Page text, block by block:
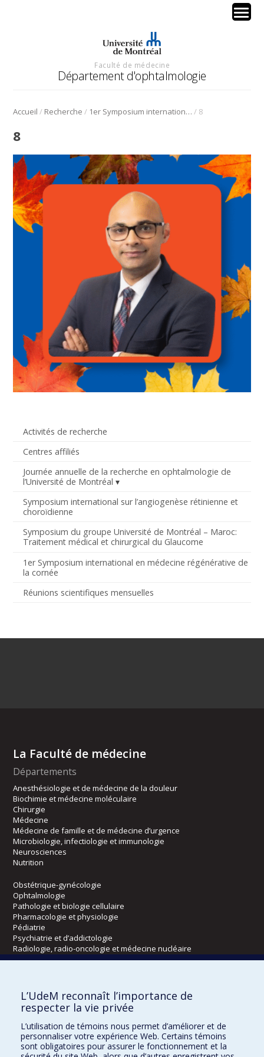
Faculté de médecine
Département d'ophtalmologie
Accueil / Recherche / 1er Symposium international en médecine régénérative de la cornée / 8
Activités de recherche
Centres affiliés
Journée annuelle de la recherche en ophtalmologie de
l’Université de Montréal
Symposium international sur l’angiogenèse rétinienne et
choroïdienne
Symposium du groupe Université de Montréal – Maroc:
Traitement médical et chirurgical du Glaucome
1er Symposium international en médecine régénérative de
la cornée
Réunions scientifiques mensuelles
8
La Faculté de médecine
Départements
Anesthésiologie et de médecine de la douleur
Biochimie et médecine moléculaire
Chirurgie
Médecine
Médecine de famille et de médecine d’urgence
Microbiologie, infectiologie et immunologie
Neurosciences
Nutrition
Obstétrique-gynécologie
Ophtalmologie
Pathologie et biologie cellulaire
Pharmacologie et physiologie
Pédiatrie
Psychiatrie et d’addictologie
Radiologie, radio-oncologie et médecine nucléaire
Kinésiologie et des sciences de l’activité physique
Orthophonie et audiologie
Réadaptation
L’UdeM reconnaît l’importance de
respecter la vie privée
L’utilisation de témoins nous permet d’améliorer et de
personnaliser votre expérience Web. Certains témoins
sont obligatoires pour assurer le fonctionnement et la